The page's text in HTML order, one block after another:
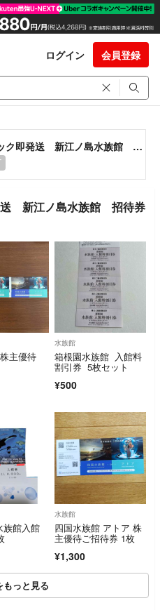
ログイン 会員登録
かんたんラクマパック即発送 新江ノ島水族館 招待券１枚
送 新江ノ島水族館 招待券
主優待
水族館
箱根園水族館 入館料
割引券 5枚セット
¥500
族館入館
水族館
四国水族館 アトア 株
主優待ご招待券 1枚
¥1,300
もっと見る